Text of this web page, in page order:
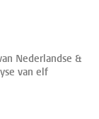
Nederlandse &
van elf